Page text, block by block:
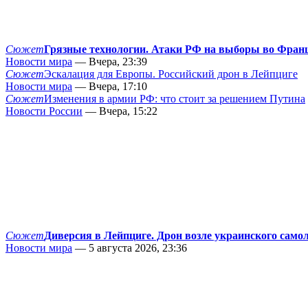
СюжетГрязные технологии. Атаки РФ на выборы во
Новости мира — Вчера, 23:39
СюжетЭскалация для Европы. Российский дрон в Лейпциге
Новости мира — Вчера, 17:10
СюжетИзменения в армии РФ: что стоит за решением Путина
Новости России — Вчера, 15:22
СюжетДиверсия в Лейпциге. Дрон возле украинского
Новости мира — 5 августа 2026, 23:36